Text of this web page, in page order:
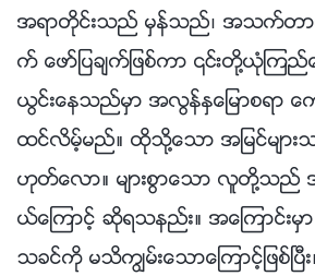
အရာတိုင္းသည္ မွန္သည္၊ အသက္တ
က္ ေဖာ္ျပခ်က္ျဖစ္ကာ ၎တို႔ယုံၾကည္
ယြင္းေနသည္မွာ အလြန္ႏွေျမာစရ
ထင္လိမ့္မည္။ ထိုသို႔ေသာ အျမင္မ်ာ
ဟုတ္ေလာ။ မ်ားစြာေသာ လူတို႔
ယ္ေၾကာင့္ ဆိုရသနည္း။ အေၾကာင္း
သခင္ကို မသိကြၽမ္းေသာေၾကာင့္ျဖစ္ၿပီ